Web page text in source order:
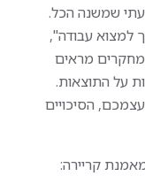
שמשנה הכל.
למצוא עבודה",
מראים
על התוצאות.
הסיכויים
קריירה: